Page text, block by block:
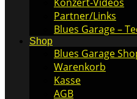
Partner/Links
Blues Garage –
Shop
Blues Garage
Warenkorb
Kasse
AGB